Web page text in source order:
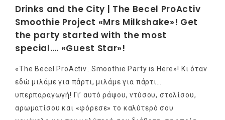
Drinks and the City | The Becel ProActiv
Smoothie Project «Mrs Milkshake»! Get
the party started with the most
special…. «Guest Star»!
«The Becel ProActiv…Smoothie Party is Here»! Κι όταν
εδώ μιλάμε για πάρτι, μιλάμε για πάρτι…
υπερπαραγωγή! Γι’ αυτό ράψου, ντύσου, στολίσου,
αρωματίσου και «φόρεσε» το καλύτερό σου